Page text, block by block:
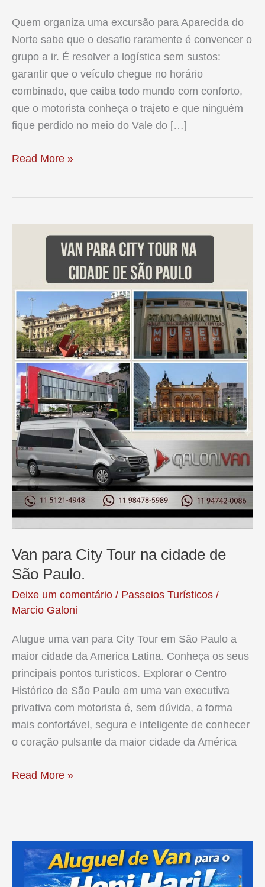
Quem organiza uma excursão para Aparecida do
Norte sabe que o desafio raramente é convencer o
grupo a ir. É resolver a logística sem sustos:
garantir que o veículo chegue no horário
combinado, que caiba todo mundo com conforto,
que o motorista conheça o trajeto e que ninguém
fique perdido no meio do Vale do […]
Aluguel
para
a
forma
mais
segura
de
levar
sua
romaria
até
a
Padroeira
do
Brasil
Read More »
Van para City Tour na cidade de
São Paulo.
Deixe um comentário / Passeios Turísticos /
Marcio Galoni
Alugue uma van para City Tour em São Paulo a
maior cidade da America Latina. Conheça os seus
principais pontos turísticos. Explorar o Centro
Histórico de São Paulo em uma van executiva
privativa com motorista é, sem dúvida, a forma
mais confortável, segura e inteligente de conhecer
o coração pulsante da maior cidade da América
Van
na
cidade
Read More »